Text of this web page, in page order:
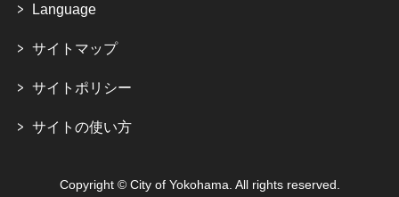
Language
サイトマップ
サイトポリシー
サイトの使い方
Copyright © City of Yokohama. All rights reserved.